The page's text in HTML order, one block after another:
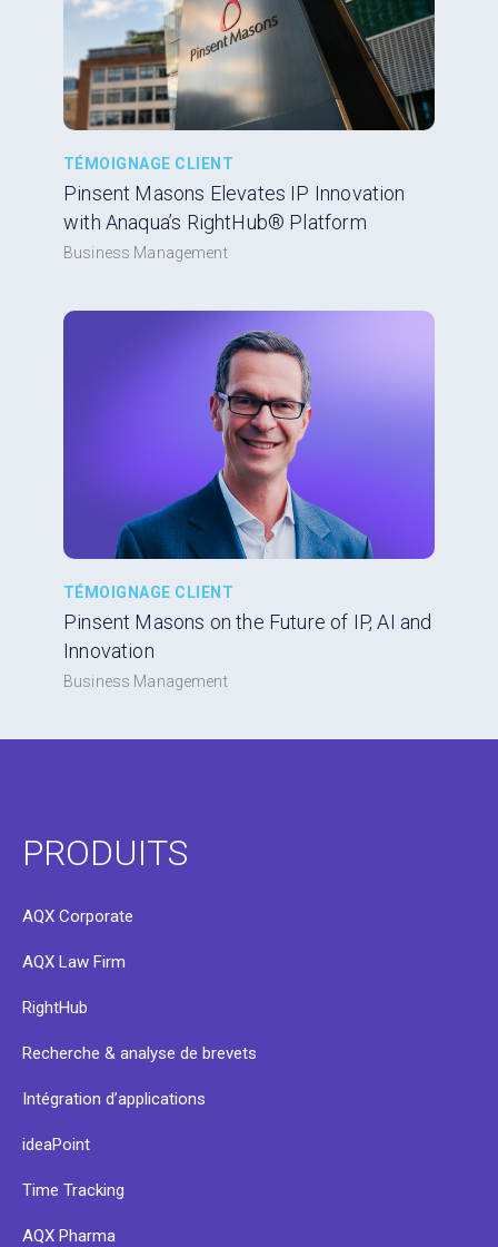
TÉMOIGNAGE CLIENT
Pinsent Masons Elevates IP Innovation
with Anaqua’s RightHub® Platform
Business Management
TÉMOIGNAGE CLIENT
Pinsent Masons on the Future of IP, AI and
Innovation
Business Management
PRODUITS
AQX Corporate
AQX Law Firm
RightHub
Recherche & analyse de brevets
Intégration d’applications
ideaPoint
Time Tracking
AQX Pharma